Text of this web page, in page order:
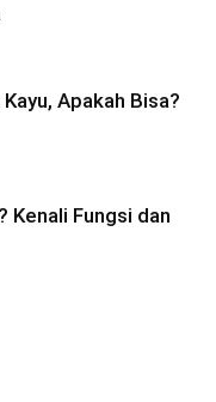
Apakah Bisa?
Kenali Fungsi dan